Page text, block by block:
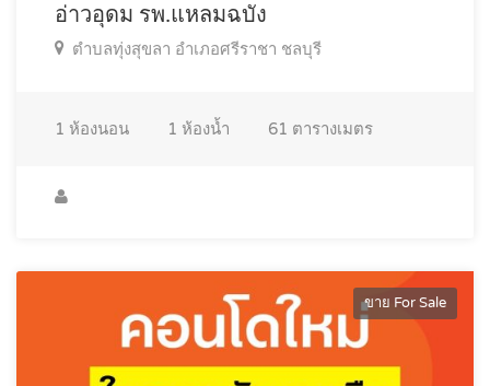
อ่าวอุดม รพ.แหลมฉบัง
ตำบลทุ่งสุขลา อำเภอศรีราชา ชลบุรี
1 ห้องนอน 1 ห้องน้ำ 61 ตารางเมตร
ขาย For Sale